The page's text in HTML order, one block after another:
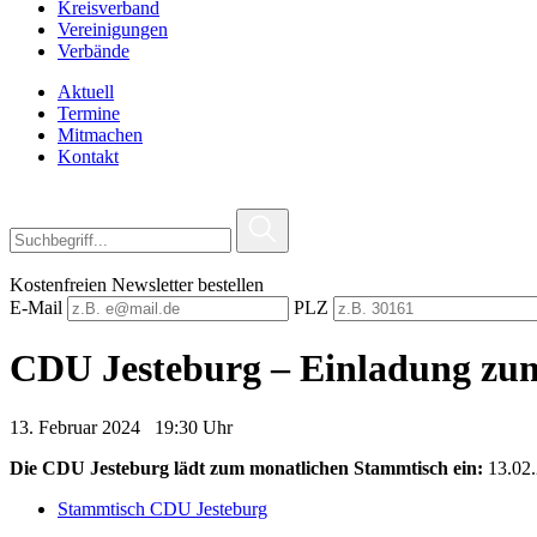
Kreisverband
Vereinigungen
Verbände
Aktuell
Termine
Mitmachen
Kontakt
Kostenfreien Newsletter bestellen
E-Mail
PLZ
CDU Jesteburg – Einladung
13. Februar 2024 19:30 Uhr
Die CDU Jesteburg lädt zum monatlichen Stammtisch ein:
Stammtisch CDU Jesteburg